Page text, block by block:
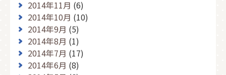
2014年11月 (6)
2014年10月 (10)
2014年9月 (5)
2014年8月 (1)
2014年7月 (17)
2014年6月 (8)